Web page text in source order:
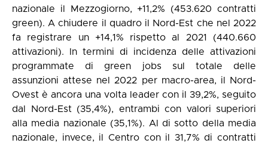
nazionale il Mezzogiorno, +11,2% (453.620 contratti
green). A chiudere il quadro il Nord-Est che nel 2022
fa registrare un +14,1% rispetto al 2021 (440.660
attivazioni). In termini di incidenza delle attivazioni
programmate di green jobs sul totale delle
assunzioni attese nel 2022 per macro-area, il Nord-
Ovest è ancora una volta leader con il 39,2%, seguito
dal Nord-Est (35,4%), entrambi con valori superiori
alla media nazionale (35,1%). Al di sotto della media
nazionale, invece, il Centro con il 31,7% di contratti